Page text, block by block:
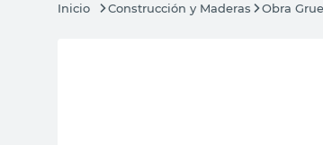
Construcción y Maderas Obra